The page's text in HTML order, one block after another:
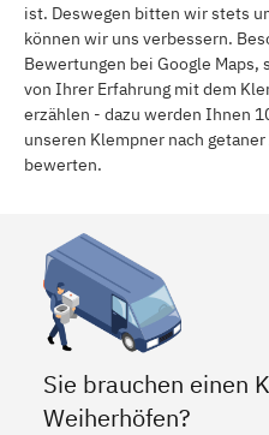
ist. Deswegen bitten wir stets
können wir uns verbessern.
Bewertungen bei Google Maps,
von Ihrer Erfahrung mit dem
erzählen - dazu werden Ihnen
unseren Klempner nach
bewerten.
Sie brauchen einen
Weiherhöfen?